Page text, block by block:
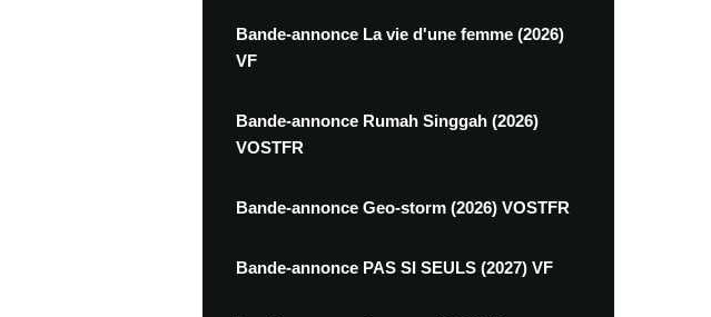
Bande-annonce La vie d'une femme (2026)
VF
Bande-annonce Rumah Singgah (2026)
VOSTFR
Bande-annonce Geo-storm (2026) VOSTFR
Bande-annonce PAS SI SEULS (2027) VF